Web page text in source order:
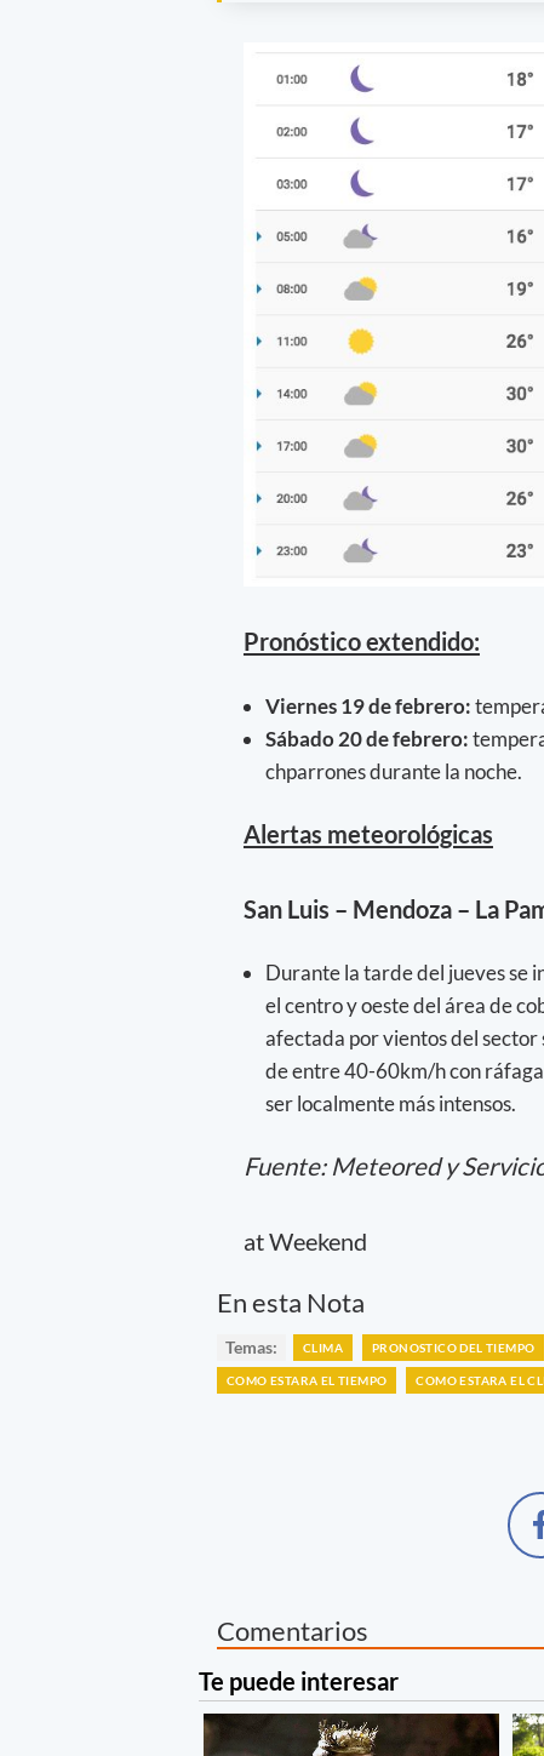
Pronóstico extendido:
Viernes 19 de febrero:
Sábado 20 de febrero:
chparrones durante la noche.
Alertas meteorológicas
San Luis – Mendoza – La
Durante la tarde del jueves se
el centro y oeste del área de
afectada por vientos del sector
de entre 40-60km/h con
ser localmente más intensos.
Fuente: Meteored y
at Weekend
En esta Nota
Temas: CLIMA PRONOSTICO DEL TIEMPO
COMO ESTARA EL TIEMPO COMO ESTARA EL
Comentarios